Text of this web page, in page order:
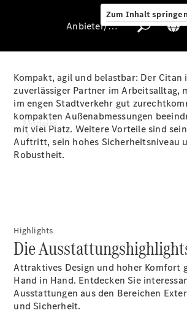
Zum Inhalt springen
Anbieter/Datenschutz
Modelle
Elektromodelle
Sprinter
Anbieter/Datenschutz
Kompakt, agil und belastbar: Der Citan
zuverlässiger Partner im Arbeitsalltag,
im engen Stadtverkehr gut
kompakten Außenabmessungen
mit viel Platz. Weitere Vorteile sind
Auftritt, sein hohes Sicherheitsniveau
Robustheit.
Highlights
Die
Attraktives Design und hoher Komfort
Hand in Hand. Entdecken Sie
Ausstattungen aus den Bereichen
und Sicherheit.